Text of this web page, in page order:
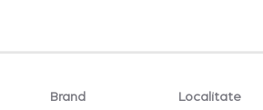
Brand Localitate